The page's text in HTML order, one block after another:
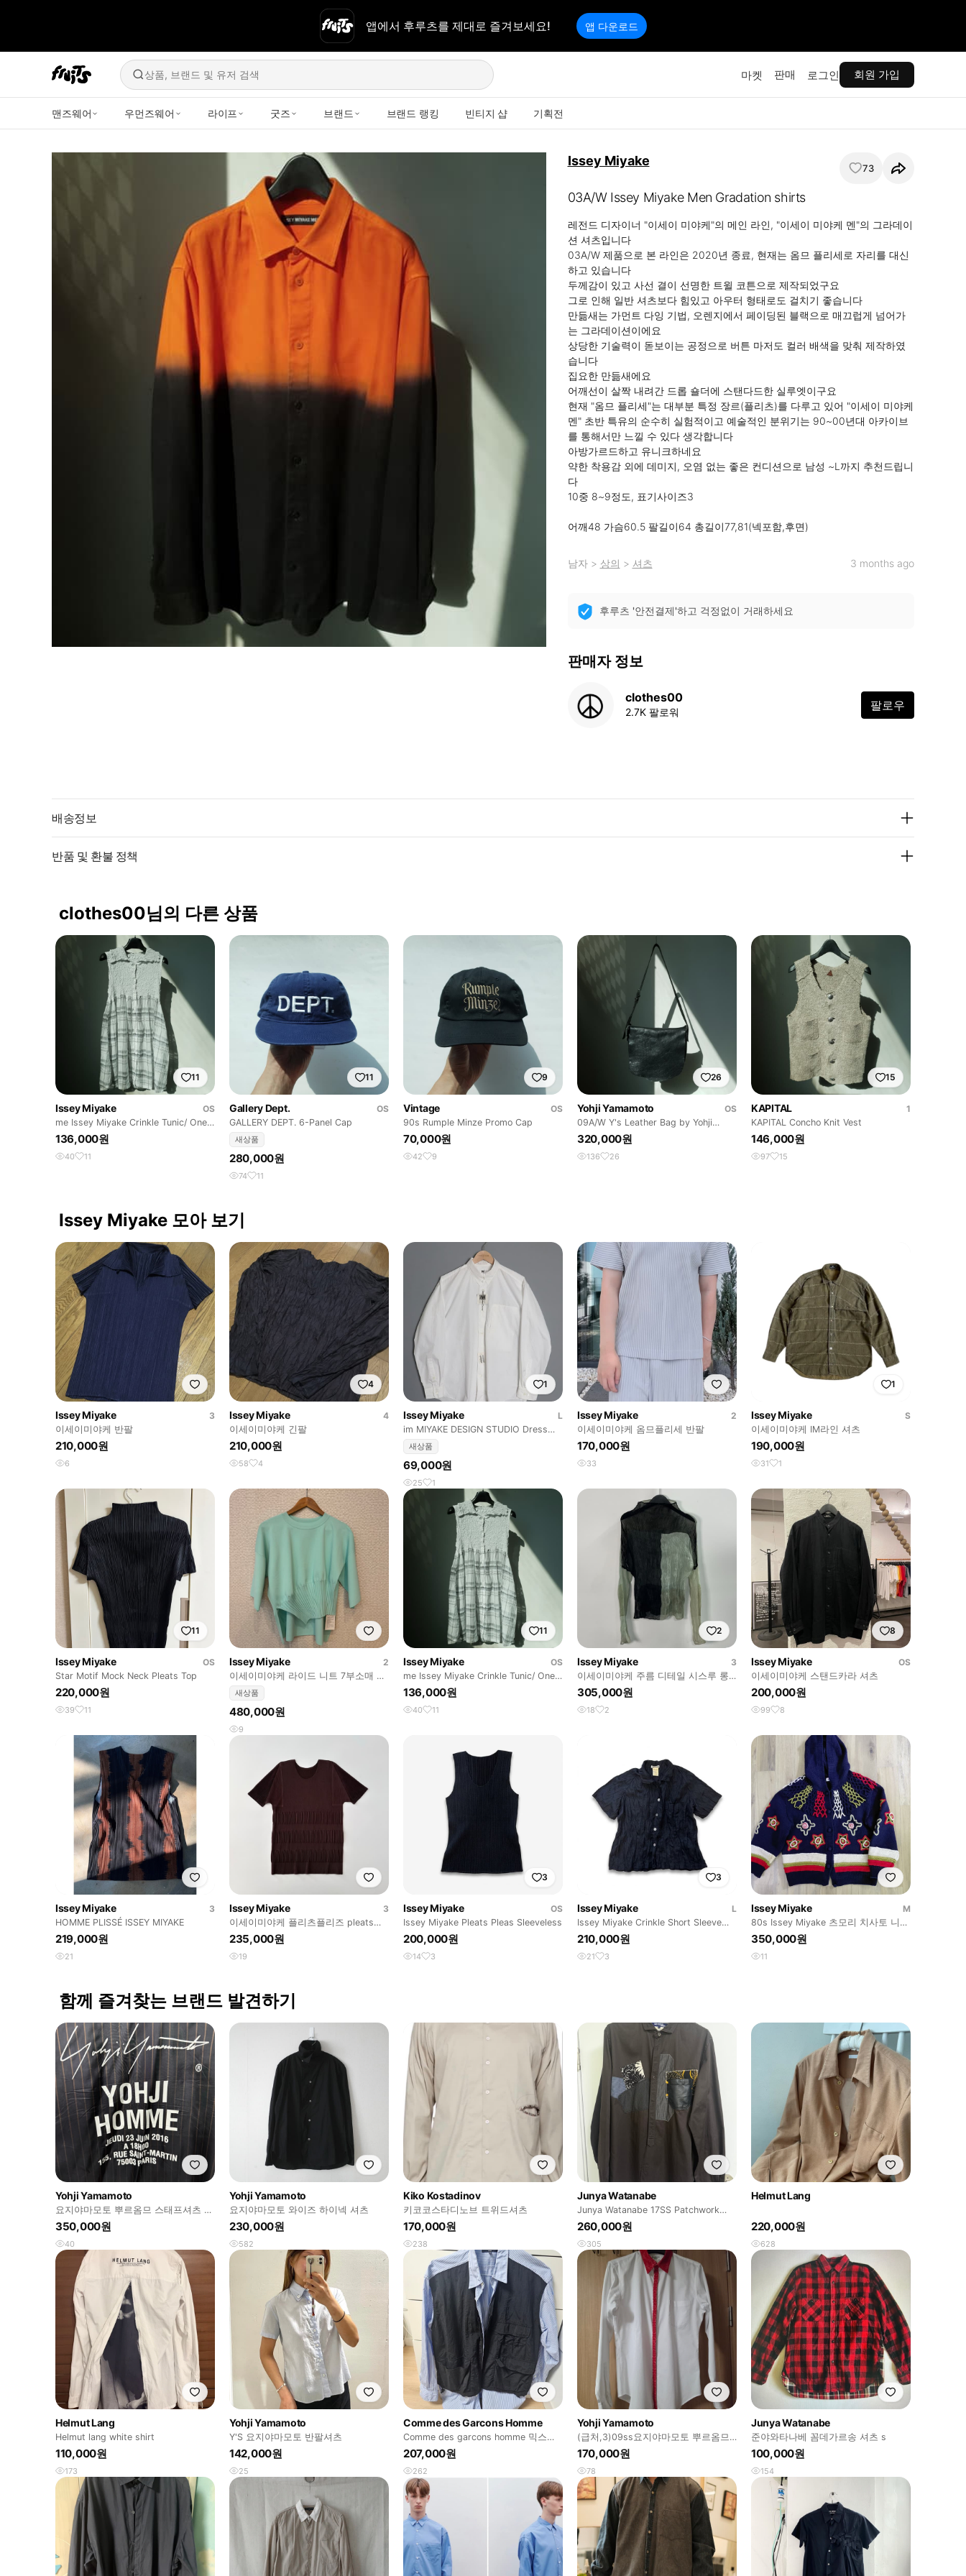
앱에서 후루츠를 제대로 즐겨보세요! 앱 다운로드
상품, 브랜드 및 유저 검색 마켓 판매 로그인 회원 가입
맨즈웨어 우먼즈웨어 라이프 굿즈 브랜드 브랜드 랭킹 빈티지 샵 기획전
Issey Miyake 73
03A/W Issey Miyake Men Gradation shirts
레전드 디자이너 "이세이 미야케"의 메인 라인, "이세이 미야케 멘"의 그라데이
션 셔츠입니다
03A/W 제품으로 본 라인은 2020년 종료, 현재는 옴므 플리세로 자리를 대신
하고 있습니다
두께감이 있고 사선 결이 선명한 트윌 코튼으로 제작되었구요
그로 인해 일반 셔츠보다 힘있고 아우터 형태로도 걸치기 좋습니다
만듦새는 가먼트 다잉 기법, 오렌지에서 페이딩된 블랙으로 매끄럽게 넘어가
는 그라데이션이에요
상당한 기술력이 돋보이는 공정으로 버튼 마저도 컬러 배색을 맞춰 제작하였
습니다
집요한 만듦새에요
어깨선이 살짝 내려간 드롭 숄더에 스탠다드한 실루엣이구요
현재 "옴므 플리세"는 대부분 특정 장르(플리츠)를 다루고 있어 "이세이 미야케
멘" 초반 특유의 순수히 실험적이고 예술적인 분위기는 90~00년대 아카이브
를 통해서만 느낄 수 있다 생각합니다
아방가르드하고 유니크하네요
약한 착용감 외에 데미지, 오염 없는 좋은 컨디션으로 남성 ~L까지 추천드립니
다
10중 8~9정도, 표기사이즈3
어깨48 가슴60.5 팔길이64 총길이77,81(넥포함,후면)
남자> 상의 > 셔츠 3 months ago
후루츠 '안전결제'하고 걱정없이 거래하세요
판매자 정보
clothes00
2.7K 팔로워 팔로우
배송정보
반품 및 환불 정책
clothes00님의 다른 상품
11
Issey Miyake
OS
me Issey Miyake Crinkle Tunic/ One-
piece
136,000원
40 11
11
Gallery Dept.
OS
GALLERY DEPT. 6-Panel Cap
새상품
280,000원
74 11
9
Vintage
OS
90s Rumple Minze Promo Cap
70,000원
42 9
26
Yohji Yamamoto
OS
09A/W Y's Leather Bag by Yohji
Yamamoto
320,000원
136 26
15
KAPITAL
1
KAPITAL Concho Knit Vest
146,000원
97 15
Issey Miyake 모아 보기
Issey Miyake
3
이세이미야케 반팔
210,000원
6
4
Issey Miyake
4
이세이미야케 긴팔
210,000원
58 4
1
Issey Miyake
L
im MIYAKE DESIGN STUDIO Dress
Shirts
새상품
69,000원
25 1
Issey Miyake
2
이세이미야케 옴므플리세 반팔
170,000원
33
1
Issey Miyake
S
이세이미야케 IM라인 셔츠
190,000원
31 1
11
Issey Miyake
OS
Star Motif Mock Neck Pleats Top
220,000원
39 11
Issey Miyake
2
이세이미야케 라이드 니트 7부소매 풀
오버
새상품
480,000원
9
11
Issey Miyake
OS
me Issey Miyake Crinkle Tunic/ One-
piece
136,000원
40 11
2
Issey Miyake
3
이세이미야케 주름 디테일 시스루 롱
슬리브 (on.1695)
305,000원
18 2
8
Issey Miyake
OS
이세이미야케 스탠드카라 셔츠
200,000원
99 8
Issey Miyake
3
HOMME PLISSÉ ISSEY MIYAKE
219,000원
21
Issey Miyake
3
이세이미야케 플리츠플리즈 pleats
please 반팔
235,000원
19
3
Issey Miyake
OS
Issey Miyake Pleats Pleas Sleeveless
200,000원
14 3
3
Issey Miyake
L
Issey Miyake Crinkle Short Sleeve
Shirt
210,000원
21 3
Issey Miyake
M
80s Issey Miyake 츠모리 치사토 니트
후드 가디건
350,000원
11
함께 즐겨찾는 브랜드 발견하기
Yohji Yamamoto
요지야마모토 뿌르옴므 스태프셔츠 스
트라이프
350,000원
40
Yohji Yamamoto
요지야마모토 와이즈 하이넥 셔츠
230,000원
582
Kiko Kostadinov
키코코스타디노브 트위드셔츠
170,000원
238
Junya Watanabe
Junya Watanabe 17SS Patchwork
shirt
260,000원
305
Helmut Lang
220,000원
628
Helmut Lang
Helmut lang white shirt
110,000원
173
Yohji Yamamoto
Y'S 요지야마모토 반팔셔츠
142,000원
25
Comme des Garcons Homme
Comme des garcons homme 믹스셔
츠
207,000원
262
Yohji Yamamoto
(급처,3)09ss요지야마모토 뿌르옴므
레드레이스 셔츠
170,000원
78
Junya Watanabe
준야와타나베 꼼데가르송 셔츠 s
100,000원
154